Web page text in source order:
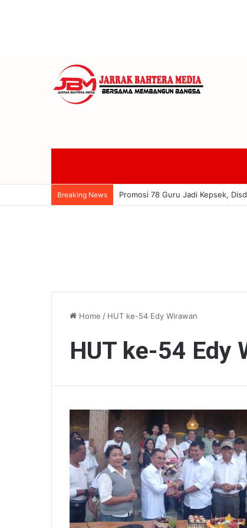
Breaking News Promosi 78 Guru Jadi Kepsek,
Home / HUT ke-54 Edy Wirawan
HUT ke-54 Edy